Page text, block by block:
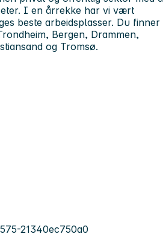
I en årrekke har vi vært
beste arbeidsplasser. Du finner
Bergen, Drammen,
og Tromsø.
21340ec750a0